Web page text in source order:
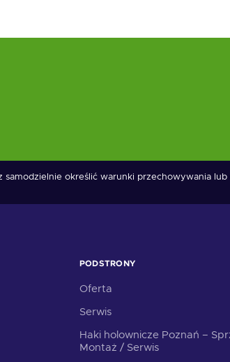
samodzielnie określić warunki przechowywania
PODSTRONY
Oferta
Serwis
Haki holownicze Poznań –
Montaż / Serwis